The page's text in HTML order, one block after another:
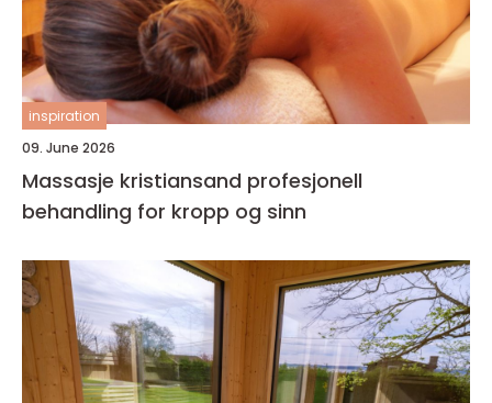
inspiration
09. June 2026
Massasje kristiansand profesjonell
behandling for kropp og sinn